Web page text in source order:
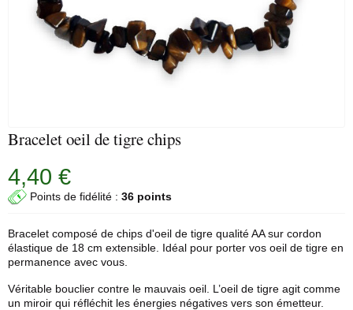
Bracelet oeil de tigre chips
4,40 €
Points de fidélité : 36 points
Bracelet composé de chips d'oeil de tigre qualité AA sur cordon
élastique de 18 cm extensible. Idéal pour porter vos oeil de tigre en
permanence avec vous.
Véritable bouclier contre le mauvais oeil. L’oeil de tigre agit comme
un miroir qui réfléchit les énergies négatives vers son émetteur.